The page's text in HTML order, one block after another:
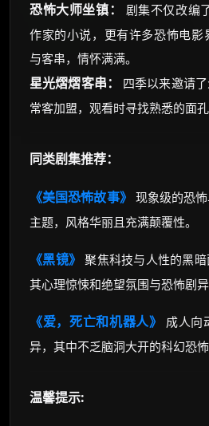
恐怖大师坐镇：
剧集不仅改编
作家的小说，更有许多恐怖电
与客串，情怀满满。
星光熠熠客串：
四季以来邀请
常客加盟，观看时寻找熟悉的面
同类剧集推荐：
《美国恐怖故事》 现象级的恐
主题，风格华丽且充满颠覆性。
《黑镜》 聚焦科技与人性的黑
其心理惊悚和绝望氛围与恐怖剧异
《爱，死亡和机器人》
成人向
异，其中不乏脑洞大开的科幻恐怖
温馨提示: